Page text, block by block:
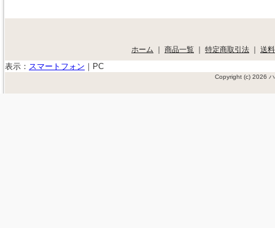
ホーム ｜ 商品一覧 ｜ 特定商取引法 ｜ 送
表示： スマートフォン ｜ PC
Copyright (c) 2026